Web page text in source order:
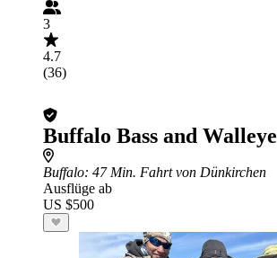
3
4.7
(36)
Buffalo Bass and Walleye
Buffalo: 47 Min. Fahrt von Dünkirchen
Ausflüge ab
US $500